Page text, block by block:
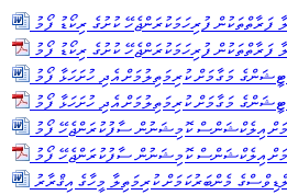
ފުރިހަމަކުރަންޖެހޭ ކުށުގެ ރިކޯޑު ފޯމު
ފުރިހަމަކުރަންޖެހޭ ކުށުގެ ރިކޯޑު ފޯމު
މަގާމަށް ކުރިމަތިލުމަށް އެދި ހުށަހަޅާ ފޯމު
މަގާމަށް ކުރިމަތިލުމަށް އެދި ހުށަހަޅާ ފޯމު
އިލެކްޝަންސް ކޮމިޝަނުން ސާފުކުރަންޖެހޭ ފޯމު
އިލެކްޝަންސް ކޮމިޝަނުން ސާފުކުރަންޖެހޭ ފޯމު
މެންބަރުކަމަށް ކުރިމަތިލާ މީހާގެ އިޤްރާރު